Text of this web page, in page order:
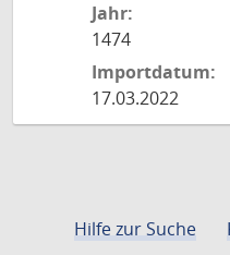
Jahr:
1474
Importdatum:
17.03.2022
Hilfe zur Suche